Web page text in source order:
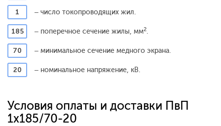
1 – число токопроводящих жил.
185 – поперечное сечение жилы, мм2.
70 – минимальное сечение медного экрана.
20 – номинальное напряжение, кВ.
Условия оплаты и доставки ПвП
1x185/70-20